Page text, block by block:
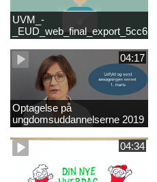
UVM_-
04:17
Optagelse på
ungdomsuddannelserne 2019
04:34